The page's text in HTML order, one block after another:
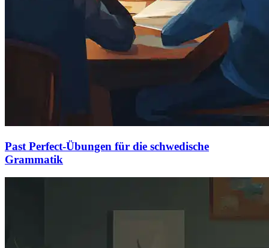
Past Perfect-Übungen für die schwedische
Grammatik